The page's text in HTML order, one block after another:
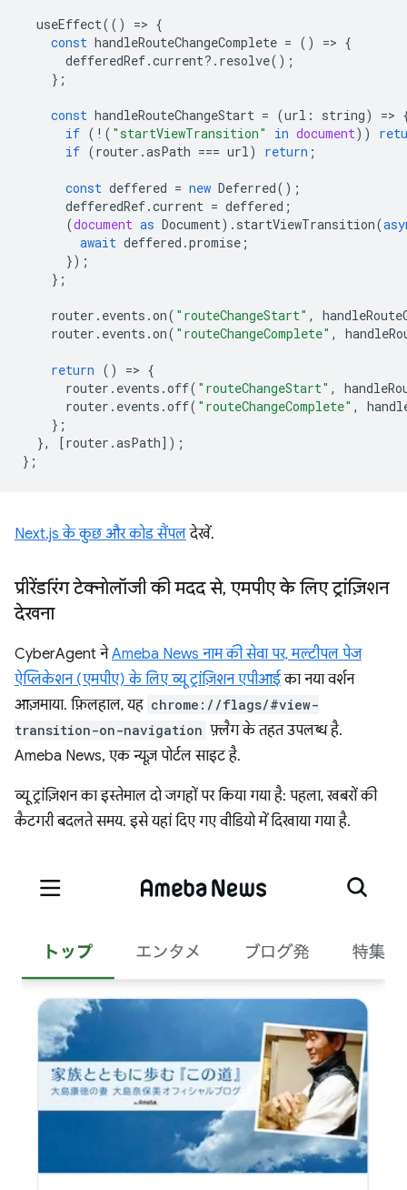
useEffect(() => {
const handleRouteChangeComplete = () => {
defferedRef.current? . resolve();
};
const handleRouteChangeStart = (url : string) =>
if ( ! ( "startViewTransition" in document))
if (router .asPath === url) return ;
const deffered = new Deferred();
defferedRef.current = deffered ;
(document as Document). startViewTransition(
await deffered .promise ;
});
};
router . events .on( "routeChangeStart" ,
router . events .on( "routeChangeComplete" ,
return () => {
router . events .off( "routeChangeStart" ,
router . events .off( "routeChangeComplete" ,
};
},
[router .asPath]);
};
Next.js के कुछ और कोड सैंपलदेखें.
प्रीरेंडरिंग टेक्नोलॉजी की मदद से, एमपीए के लिए ट्रांज़िशन
देखना
CyberAgent नेAmeba News नाम की सेवा पर,मल्टीपल पेज
ऐप्लिकेशन (एमपीए) के लिए व्यू ट्रांज़िशन एपीआईका नया वर्शन
आज़माया. फ़िलहाल, यह chrome://flags/#view-
transition-on-navigation फ़्लैग के तहत उपलब्ध है.
Ameba News, एक न्यूज़ पोर्टल साइट है.
व्यू ट्रांज़िशन का इस्तेमाल दो जगहों पर किया गया है: पहला, खबरों की
कैटगरी बदलते समय. इसे यहां दिए गए वीडियो में दिखाया गया है.